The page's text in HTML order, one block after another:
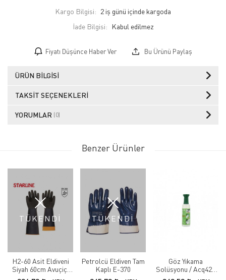
Kargo Bilgisi: 2 iş günü içinde kargoda
İade Bilgisi:
Fiyatı Düşünce Haber Ver Bu Ürünü Paylaş
ÜRÜN BILGISI
TAKSIT SEÇENEKLERI
YORUMLAR (0)
Benzer Ürünler
TÜKENDİ
H2-60 Asit Eldiveni
Siyah 60cm Avuçiçi
Tırtıklı
TÜKENDİ
Petrolcü Eldiven Tam
Kaplı E-370
Göz Yıkama
Solüsyonu / Acq425
500 Ml